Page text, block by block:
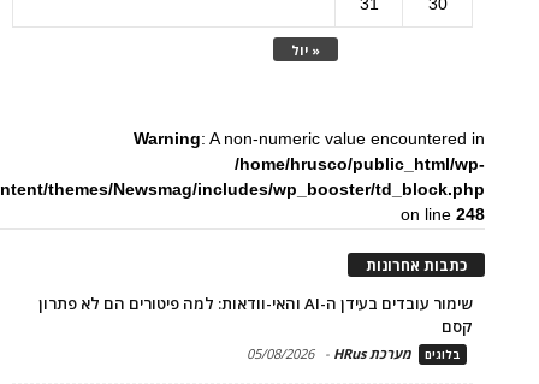
« יול
30
31
Warning: A non-numeric value encountered in
/home/hrusco/public_html/wp-
themes/Newsmag/includes/wp_booster/td_block.php
on line248
כתבות אחרונות
שימור עובדים בעידן ה-AI והאי-וודאות: למה פיטורים הם לא פתרון
קסם
בלוגים מערכת HRus -
05/08/2026